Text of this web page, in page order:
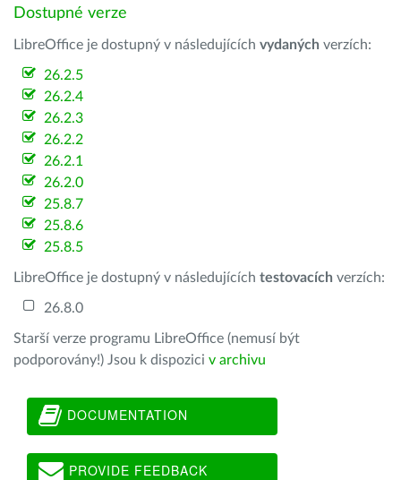
Dostupné verze
LibreOffice je dostupný v následujících vydaných verzích:
26.2.5
26.2.4
26.2.3
26.2.2
26.2.1
26.2.0
25.8.7
25.8.6
25.8.5
LibreOffice je dostupný v následujících testovacích verzích:
26.8.0
Starší verze programu LibreOffice (nemusí být
podporovány!) Jsou k dispozici v archivu
DOCUMENTATION
PROVIDE FEEDBACK